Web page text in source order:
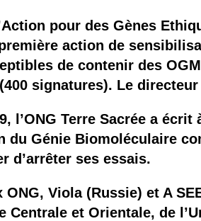
pour des Gènes
action de
de contenir des
signatures). Le
l’ONG Terre Sacrée a
du Génie Biomoléculaire
d’arrêter ses essais.
ONG, Viola (Russie) et A
Centrale et Orientale, de